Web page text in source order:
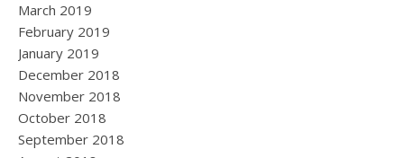
March 2019
February 2019
January 2019
December 2018
November 2018
October 2018
September 2018